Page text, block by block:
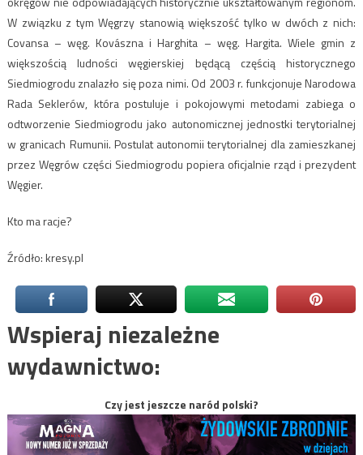
W związku z tym Węgrzy stanowią większość tylko w dwóch z nich:
Covansa – węg. Kovászna i Harghita – węg. Hargita. Wiele gmin z
większością ludności węgierskiej będącą częścią historycznego
Siedmiogrodu znalazło się poza nimi. Od 2003 r. funkcjonuje Narodowa
Rada Seklerów, która postuluje i pokojowymi metodami zabiega o
odtworzenie Siedmiogrodu jako autonomicznej jednostki terytorialnej
w granicach Rumunii. Postulat autonomii terytorialnej dla zamieszkanej
przez Węgrów części Siedmiogrodu popiera oficjalnie rząd i prezydent
Węgier.
Kto ma racje?
Źródło: kresy.pl
Wspieraj niezależne
wydawnictwo:
Czy jest jeszcze naród polski?